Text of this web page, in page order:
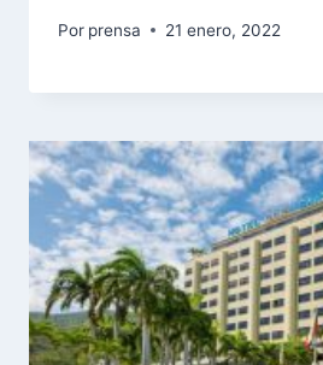
Por prensa 21 enero, 2022